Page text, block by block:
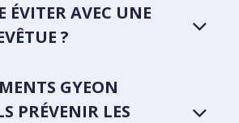
ÉVITER AVEC UNE
?
GYEON
PRÉVENIR LES